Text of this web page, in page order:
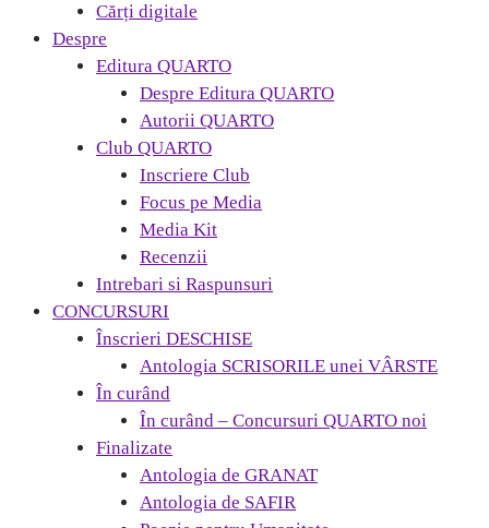
Cărți digitale
Despre
Editura QUARTO
Despre Editura QUARTO
Autorii QUARTO
Club QUARTO
Inscriere Club
Focus pe Media
Media Kit
Recenzii
Intrebari si Raspunsuri
CONCURSURI
Înscrieri DESCHISE
Antologia SCRISORILE unei VÂRSTE
În curând
În curând – Concursuri QUARTO noi
Finalizate
Antologia de GRANAT
Antologia de SAFIR